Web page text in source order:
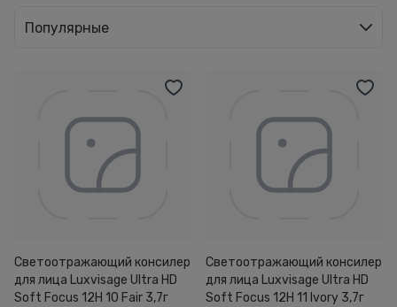
Популярные
Светоотражающий консилер
для лица Luxvisage Ultra HD
Soft Focus 12H 10 Fair 3,7г
Светоотражающий консилер
для лица Luxvisage Ultra HD
Soft Focus 12H 11 Ivory 3,7г